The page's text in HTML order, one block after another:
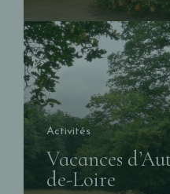
Activités
Vacances
de-Loire